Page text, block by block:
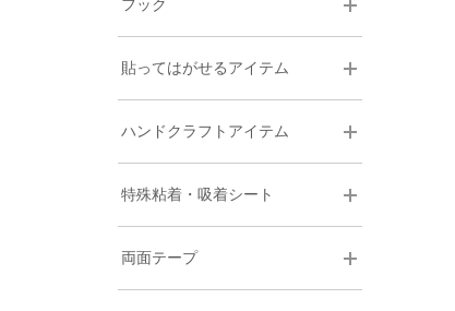
フック
貼ってはがせるアイテム
ハンドクラフトアイテム
特殊粘着・吸着シート
両面テープ